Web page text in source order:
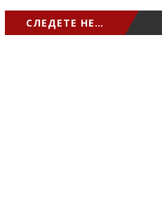
СЛЕДЕТЕ НЕ…